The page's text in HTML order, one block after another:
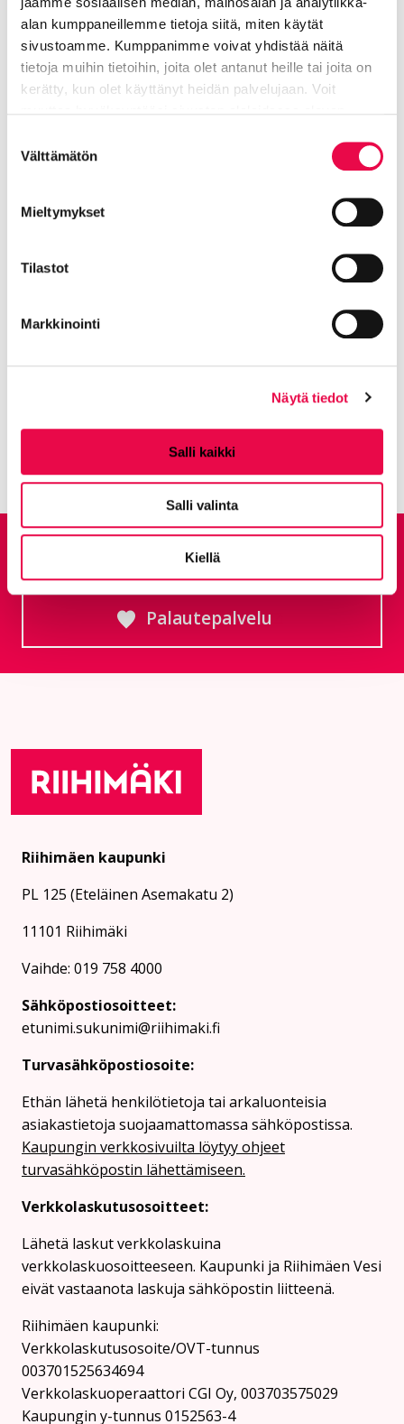
alan kumppaneillemme tietoja siitä, miten käytät
sivustoamme. Kumppanimme voivat yhdistää näitä
tietoja muihin tietoihin, joita olet antanut heille tai joita on
kerätty, kun olet käyttänyt heidän palvelujaan. Voit
valinta
Välttämätön
Mieltymykset
Tilastot
Markkinointi
Näytä tiedot
Salli kaikki
Salli valinta
Kiellä
Katso tarkemmat tapahtumatiedottäältä.
Lisätiedot
Lisätietoja tiekuntien perustamisesta ja
www.tieyhdistys.fi
Kaikki artikkelit:Ajankohtaista
Anna palautetta
Palautepalvelu
Siirtyy ulkoiselle
Riihimäen kaupunki
PL 125 (Eteläinen Asemakatu 2)
11101 Riihimäki
Vaihde: 019 758 4000
Sähköpostiosoitteet:
etunimi.sukunimi@riihimaki.fi
Turvasähköpostiosoite:
Ethän lähetä henkilötietoja tai arkaluonteisia
asiakastietoja suojaamattomassa sähköpostissa.
Kaupungin verkkosivuilta löytyy ohjeet
turvasähköpostin lähettämiseen.
Verkkolaskutusosoitteet:
Lähetä laskut verkkolaskuina
verkkolaskuosoitteeseen. Kaupunki ja Riihimäen Vesi
eivät vastaanota laskuja sähköpostin liitteenä.
Riihimäen kaupunki:
Verkkolaskutusosoite/OVT-tunnus
003701525634694
Verkkolaskuoperaattori CGI Oy, 003703575029
Kaupungin y-tunnus 0152563-4